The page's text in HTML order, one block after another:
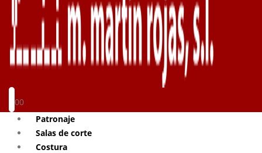
00
Patronaje
Salas de corte
Costura